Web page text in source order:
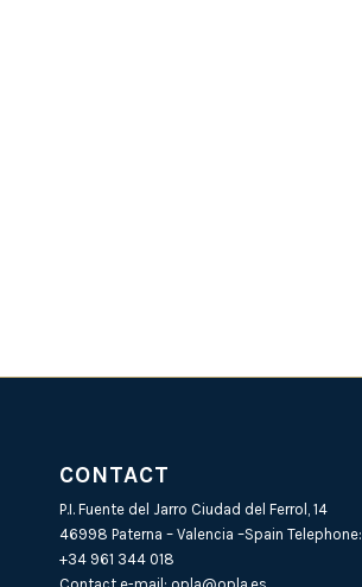
CONTACT
P.I. Fuente del Jarro Ciudad del Ferrol, 14
46998 Paterna – Valencia –Spain Telephone:
+34 961 344 018